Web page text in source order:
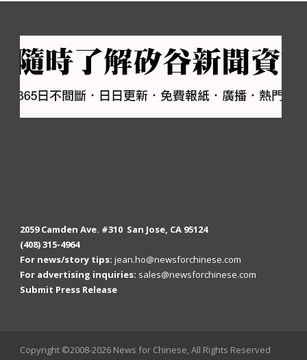
2059 Camden Ave. #310 San Jose, CA 95124
(408) 315-4964
For news/story tips: jean.ho@newsforchinese.com
For advertising inquiries: sales@newsforchinese.com
Submit Press Release
Copyright ©2008-2026 News for Chinese, All Rights Reserved